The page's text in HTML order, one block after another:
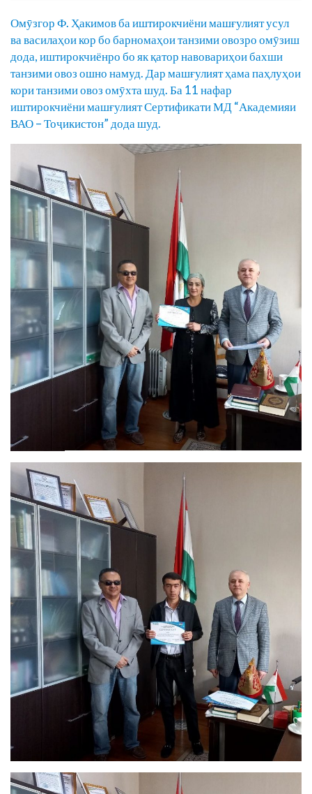
Омӯзгор Ф. Ҳакимов ба иштирокчиёни машғулият усул
ва василаҳои кор бо барномаҳои танзими овозро омӯзиш
дода, иштирокчиёнро бо як қатор навовариҳои бахши
танзими овоз ошно намуд. Дар машғулият ҳама паҳлуҳои
кори танзими овоз омӯхта шуд. Ба 11 нафар
иштирокчиёни машғулият Сертификати МД “Академияи
ВАО – Тоҷикистон” дода шуд.